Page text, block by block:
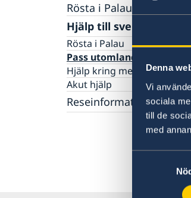
Denna
Vi
sociala
till de
med
Rösta i Palau
Hjälp till svenskar i
Rösta i Palau
Pass utomlands
Hjälp kring medborgarskap
Akut hjälp
Reseinformation
Ambassadens
Allmänna säkerhetsläget
Naturförhållanden och